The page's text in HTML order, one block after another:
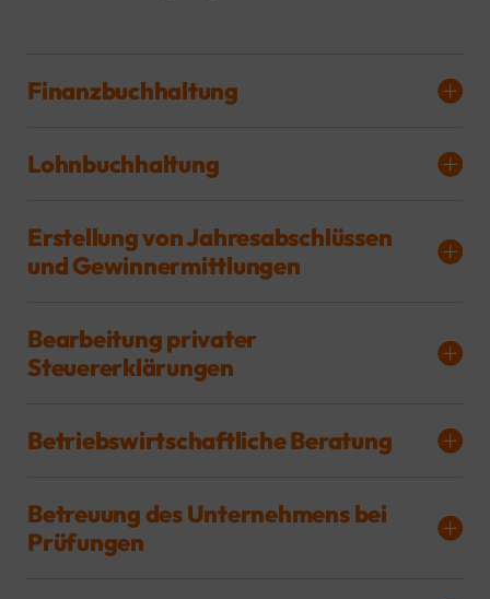
Finanzbuchhaltung
Lohnbuchhaltung
Erstellung von Jahresabschlüssen
und Gewinnermittlungen
Bearbeitung privater
Steuererklärungen
Betriebswirtschaftliche Beratung
Betreuung des Unternehmens bei
Prüfungen